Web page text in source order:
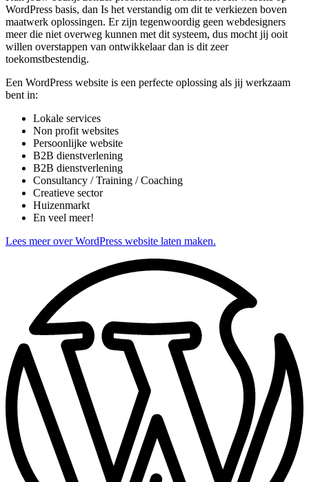
WordPress basis, dan Is het verstandig om dit te verkiezen boven
maatwerk oplossingen. Er zijn tegenwoordig geen webdesigners
meer die niet overweg kunnen met dit systeem, dus mocht jij ooit
willen overstappen van ontwikkelaar dan is dit zeer
toekomstbestendig.
Een WordPress website is een perfecte oplossing als jij werkzaam
bent in:
Lokale services
Non profit websites
Persoonlijke website
B2B dienstverlening
B2B dienstverlening
Consultancy / Training / Coaching
Creatieve sector
Huizenmarkt
En veel meer!
Lees meer over WordPress website laten maken.